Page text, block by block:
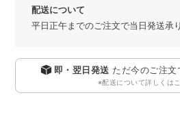
配送について
平日正午までのご注文で当日発送承
即・翌日発送 ただ今のご注文
※配送について詳しくは